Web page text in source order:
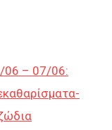
06 – 07/06: